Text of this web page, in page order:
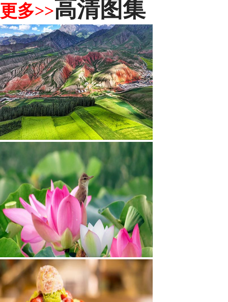
更多>>高清图集